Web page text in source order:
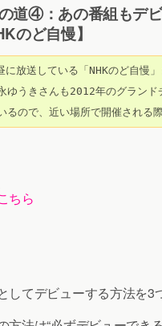
の道④：あの番組もデ
のど自慢】
に放送している「NHKのど自慢
ゆうきさんも2012年のグランド
るので、近い場所で開催される
ちら
してデビューする方法を3